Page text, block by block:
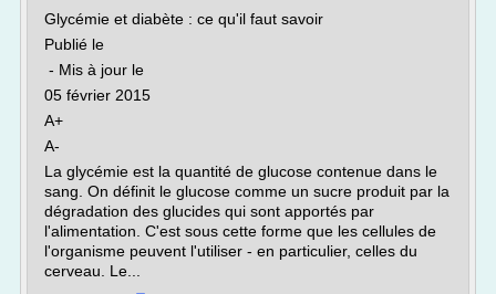
Glycémie et diabète : ce qu'il faut savoir
Publié le
- Mis à jour le
05 février 2015
A+
A-
La glycémie est la quantité de glucose contenue dans le
sang. On définit le glucose comme un sucre produit par la
dégradation des glucides qui sont apportés par
l'alimentation. C'est sous cette forme que les cellules de
l'organisme peuvent l'utiliser - en particulier, celles du
cerveau. Le...